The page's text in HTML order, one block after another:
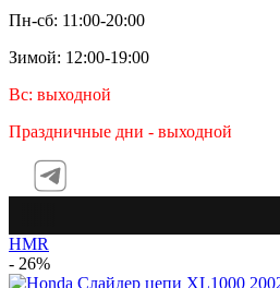
Пн-сб: 11:00-20:00
Зимой: 12:00-19:00
Вс: выходной
Праздничные дни - выходной
HMR
- 26%